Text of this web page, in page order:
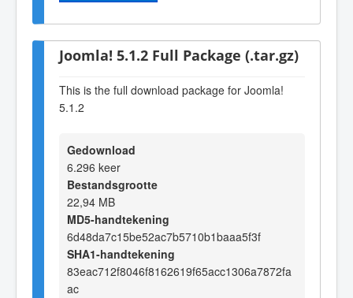
Joomla! 5.1.2 Full Package (.tar.gz)
This is the full download package for Joomla!
5.1.2
Gedownload
6.296 keer
Bestandsgrootte
22,94 MB
MD5-handtekening
6d48da7c15be52ac7b5710b1baaa5f3f
SHA1-handtekening
83eac712f8046f8162619f65acc1306a7872fa
ac